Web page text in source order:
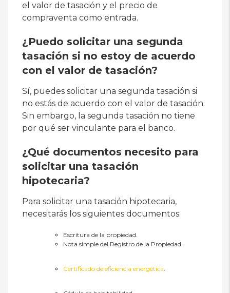
el valor de tasación y el precio de
compraventa como entrada.
¿Puedo solicitar una segunda
tasación si no estoy de acuerdo
con el valor de tasación?
Sí, puedes solicitar una segunda tasación si
no estás de acuerdo con el valor de tasación.
Sin embargo, la segunda tasación no tiene
por qué ser vinculante para el banco.
¿Qué documentos necesito para
solicitar una tasación
hipotecaria?
Para solicitar una tasación hipotecaria,
necesitarás los siguientes documentos:
Escritura de la propiedad.
Nota simple del Registro de la Propiedad.
Certificado de eficiencia energética.